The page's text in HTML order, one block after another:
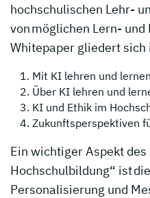
hochschulischen Lehr-
von möglichen Lern-
Whitepaper gliedert sich
Mit KI lehren und lernen
Über KI lehren und
KI und Ethik im
Zukunftsperspektiven
Ein wichtiger Aspekt
Hochschulbildung“ ist
Personalisierung und